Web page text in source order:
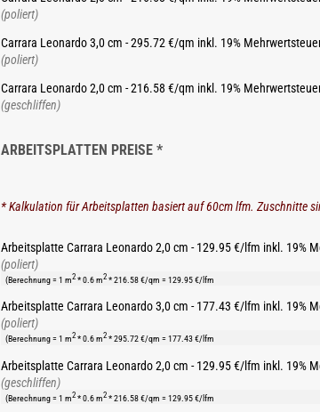
(poliert)
Carrara Leonardo 3,0 cm - 295.72 €/qm inkl. 19%
(poliert)
Carrara Leonardo 2,0 cm - 216.58 €/qm inkl. 19%
(geschliffen)
ARBEITSPLATTEN PREISE *
* Kalkulation für Arbeitsplatten basiert auf 60cm lfm. Zuschnitte
Arbeitsplatte Carrara Leonardo 2,0 cm - 129.95 €/lfm inkl. 19%
(poliert)
(Berechnung = 1 m2 * 0.6 m2 * 216.58 €/qm = 129.95 €/lfm
Arbeitsplatte Carrara Leonardo 3,0 cm - 177.43 €/lfm inkl. 19%
(poliert)
(Berechnung = 1 m2 * 0.6 m2 * 295.72 €/qm = 177.43 €/lfm
Arbeitsplatte Carrara Leonardo 2,0 cm - 129.95 €/lfm inkl. 19%
(geschliffen)
(Berechnung = 1 m2 * 0.6 m2 * 216.58 €/qm = 129.95 €/lfm